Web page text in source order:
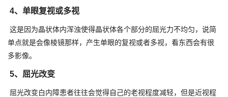
4、单眼复视或多视
这是因为晶状体内浑浊使得晶状体各个部分的屈光力不均匀，说简
单点就是会像棱镜那样，产生单眼的复视或者多视，看东西会有很
多影像。
5、屈光改变
屈光改变白内障患者往往会觉得自己的老视程度减轻，但是近视程